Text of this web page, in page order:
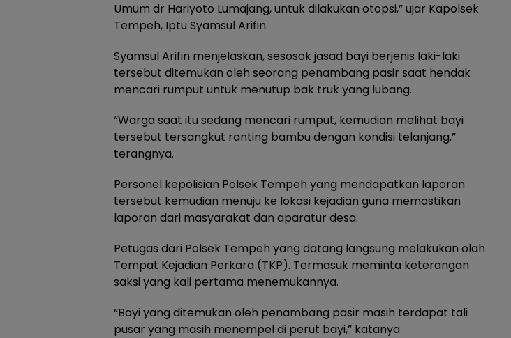
Umum dr Hariyoto Lumajang, untuk dilakukan otopsi,” ujar Kapolsek
Tempeh, Iptu Syamsul Arifin.
Syamsul Arifin menjelaskan, sesosok jasad bayi berjenis laki-laki
tersebut ditemukan oleh seorang penambang pasir saat hendak
mencari rumput untuk menutup bak truk yang lubang.
“Warga saat itu sedang mencari rumput, kemudian melihat bayi
tersebut tersangkut ranting bambu dengan kondisi telanjang,”
terangnya.
Personel kepolisian Polsek Tempeh yang mendapatkan laporan
tersebut kemudian menuju ke lokasi kejadian guna memastikan
laporan dari masyarakat dan aparatur desa.
Petugas dari Polsek Tempeh yang datang langsung melakukan olah
Tempat Kejadian Perkara (TKP). Termasuk meminta keterangan
saksi yang kali pertama menemukannya.
“Bayi yang ditemukan oleh penambang pasir masih terdapat tali
pusar yang masih menempel di perut bayi,” katanya